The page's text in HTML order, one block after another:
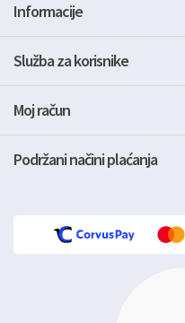
Informacije
Služba za korisnike
Moj račun
Podržani načini plaćanja